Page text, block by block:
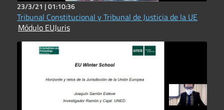
23/3/21 |01:10:36
Tribunal Constitucional y Tribunal de Justicia de la UE
Módulo EUJuris